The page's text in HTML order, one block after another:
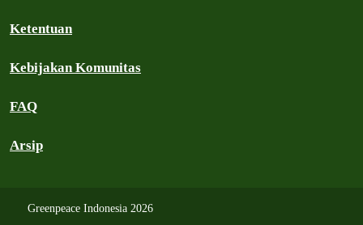
Ketentuan
Kebijakan Komunitas
FAQ
Arsip
Greenpeace Indonesia 2026